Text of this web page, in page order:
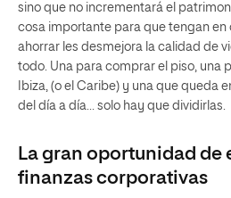
sino que no incrementará el
cosa importante para que tengan
ahorrar les desmejora la calidad de
todo. Una para comprar el piso, una
Ibiza, (o el Caribe) y una que queda
del día a día… solo hay que dividirlas.
La gran oportunidad de
finanzas corporativas